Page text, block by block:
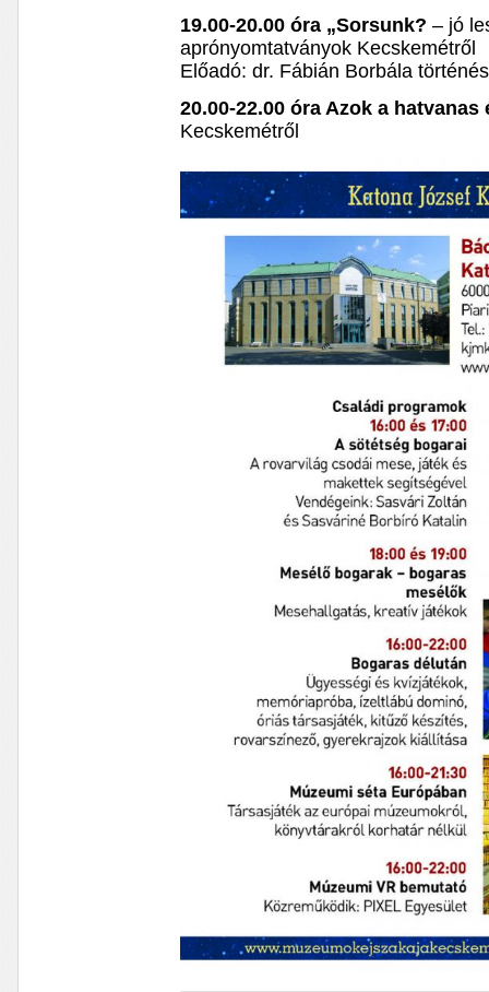
19.00-20.00 óra „Sorsunk? – jó
aprónyomtatványok Kecskemétről
Előadó: dr. Fábián Borbála
20.00-22.00 óra Azok a hatvanas
Kecskemétről